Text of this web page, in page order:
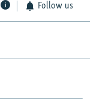
Follow us